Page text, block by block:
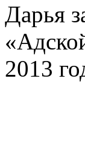
Дарья
2013